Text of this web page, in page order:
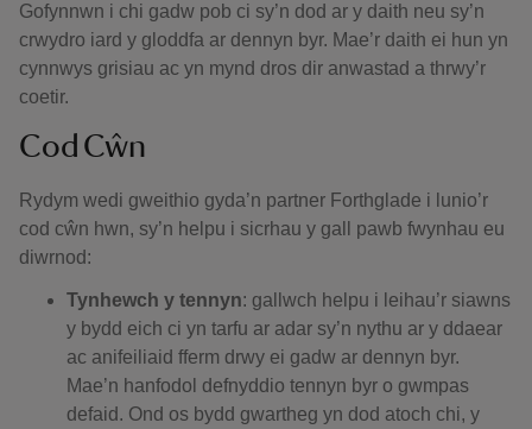
Gofynnwn i chi gadw pob ci sy’n dod ar y daith neu sy’n
crwydro iard y gloddfa ar dennyn byr. Mae’r daith ei hun yn
cynnwys grisiau ac yn mynd dros dir anwastad a thrwy’r
coetir.
Cod Cŵn
Rydym wedi gweithio gyda’n partner Forthglade i lunio’r
cod cŵn hwn, sy’n helpu i sicrhau y gall pawb fwynhau eu
diwrnod:
Tynhewch y tennyn: gallwch helpu i leihau’r siawns
y bydd eich ci yn tarfu ar adar sy’n nythu ar y ddaear
ac anifeiliaid fferm drwy ei gadw ar dennyn byr.
Mae’n hanfodol defnyddio tennyn byr o gwmpas
defaid. Ond os bydd gwartheg yn dod atoch chi, y